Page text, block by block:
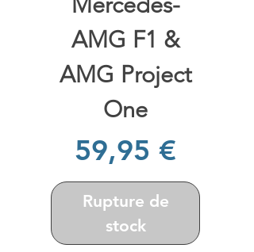
AMG F1 &
AMG Project
One
Prix
59,95 €
Rupture de
stock